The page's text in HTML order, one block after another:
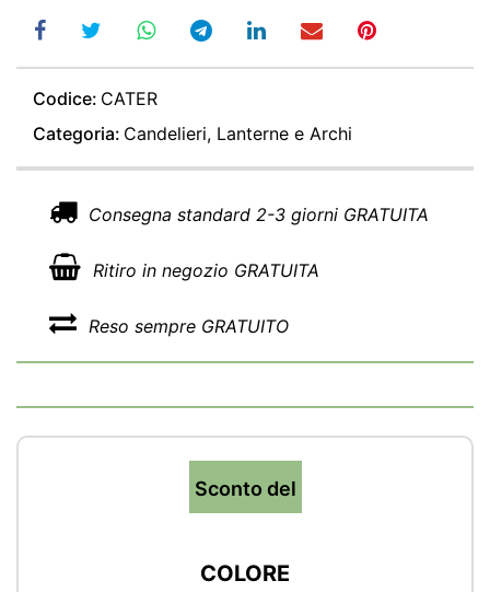
Codice: CATER
Categoria: Candelieri, Lanterne e Archi
Consegna standard 2-3 giorni GRATUITA
Ritiro in negozio GRATUITA
Reso sempre GRATUITO
Sconto del
COLORE